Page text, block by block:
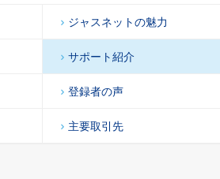
ジャスネットの魅力
サポート紹介
登録者の声
主要取引先